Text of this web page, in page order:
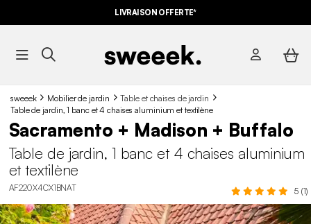
LIVRAISON OFFERTE*
sweeek Mobilier de jardin
Table et chaises de jardin
Table de jardin, 1 banc et 4 chaises aluminium et textilène
Sacramento + Madison + Buffalo
Table de jardin, 1 banc et 4 chaises aluminium
et textilène
AF220X4CX1BNAT 5 (1)